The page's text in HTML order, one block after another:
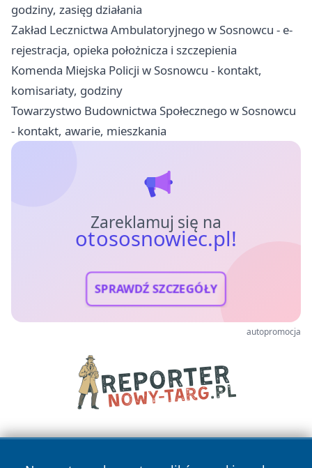
godziny, zasięg działania
Zakład Lecznictwa Ambulatoryjnego w Sosnowcu - e-
rejestracja, opieka położnicza i szczepienia
Komenda Miejska Policji w Sosnowcu - kontakt,
komisariaty, godziny
Towarzystwo Budownictwa Społecznego w Sosnowcu
- kontakt, awarie, mieszkania
Zareklamuj się na
otososnowiec.pl!
SPRAWDŹ SZCZEGÓŁY
autopromocja